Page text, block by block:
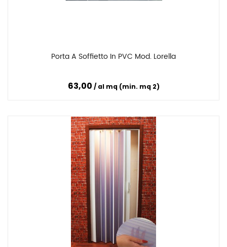
Porta A Soffietto In PVC Mod. Lorella
63,00 al mq (min. mq 2)
Confronta